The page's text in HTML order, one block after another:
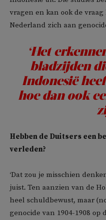
vragen en kan ook de
Nederland zich aan
‘Het
bladzijden
Indonesië
hoe dan ook
Hebben de Duitsers een
verleden?
‘Dat zou je misschien
juist. Ten aanzien van de
heel schuldbewust, maar
genocide van 1904-1908 op